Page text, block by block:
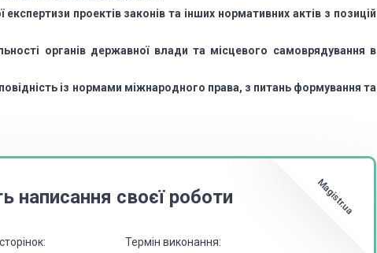
проектів законів та інших нормативних актів з позицій
органів державної влади та місцевого самоврядування в
із нормами міжнародного права, з питань формування та
Magistr.ua
написання своєї роботи
Термін виконання: